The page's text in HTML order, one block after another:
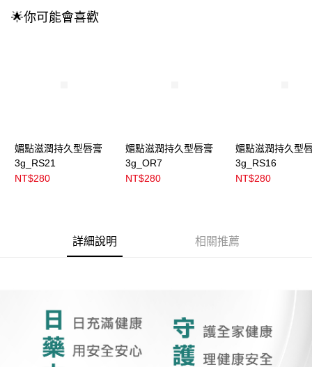
成交易。
1.本服務係由「台灣大哥大股份有限公司」（以下簡稱本公司）所提供，讓
用戶於交易時，得透過本服務購買商品或服務，並由商店將買賣／分期付款
3.完整用戶服務條款，請詳閱以下連結：
https://oppay.tw/userRule
運送方式
每筆NT$100，滿NT$899(含以上)免運費
付款後7-11取貨
每筆NT$100，滿NT$899(含以上)免運費
付款後門市自取
🌟你可能會喜歡
媚點滋潤持久型唇膏
3g_RS21
NT$280
媚點滋潤持久型唇膏
3g_OR7
NT$280
媚點滋潤持久型
3g_RS16
NT$280
詳細說明 相關推薦